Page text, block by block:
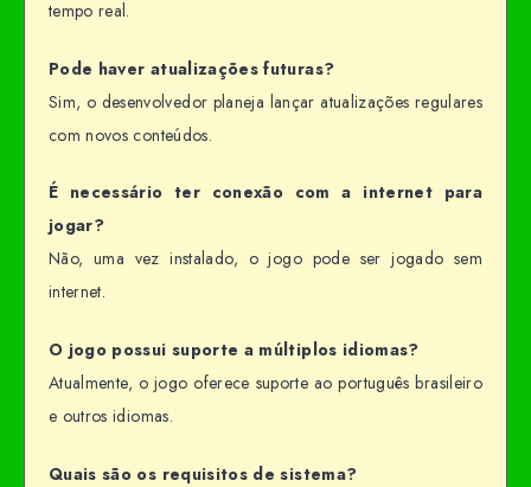
tempo real.
Pode haver atualizações futuras?
Sim, o desenvolvedor planeja lançar atualizações regulares
com novos conteúdos.
É necessário ter conexão com a internet para
jogar?
Não, uma vez instalado, o jogo pode ser jogado sem
internet.
O jogo possui suporte a múltiplos idiomas?
Atualmente, o jogo oferece suporte ao português brasileiro
e outros idiomas.
Quais são os requisitos de sistema?